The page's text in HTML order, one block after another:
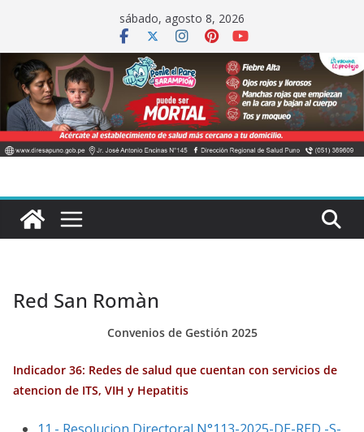
contenido
sábado, agosto 8, 2026
Red San Romàn
Convenios de Gestión 2025
Indicador 36: Redes de salud que cuentan con servicios de
atencion de ITS, VIH y Hepatitis